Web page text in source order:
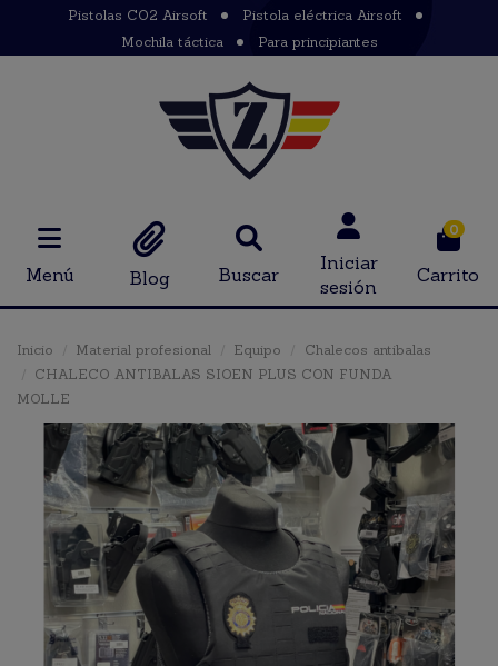
Pistolas CO2 Airsoft
Pistola eléctrica Airsoft
Mochila táctica
Para principiantes
Menú Blog Buscar
Iniciar
sesión
0
Carrito
Inicio Material profesional Equipo
Chalecos antibalas
CHALECO ANTIBALAS SIOEN PLUS CON FUNDA
MOLLE